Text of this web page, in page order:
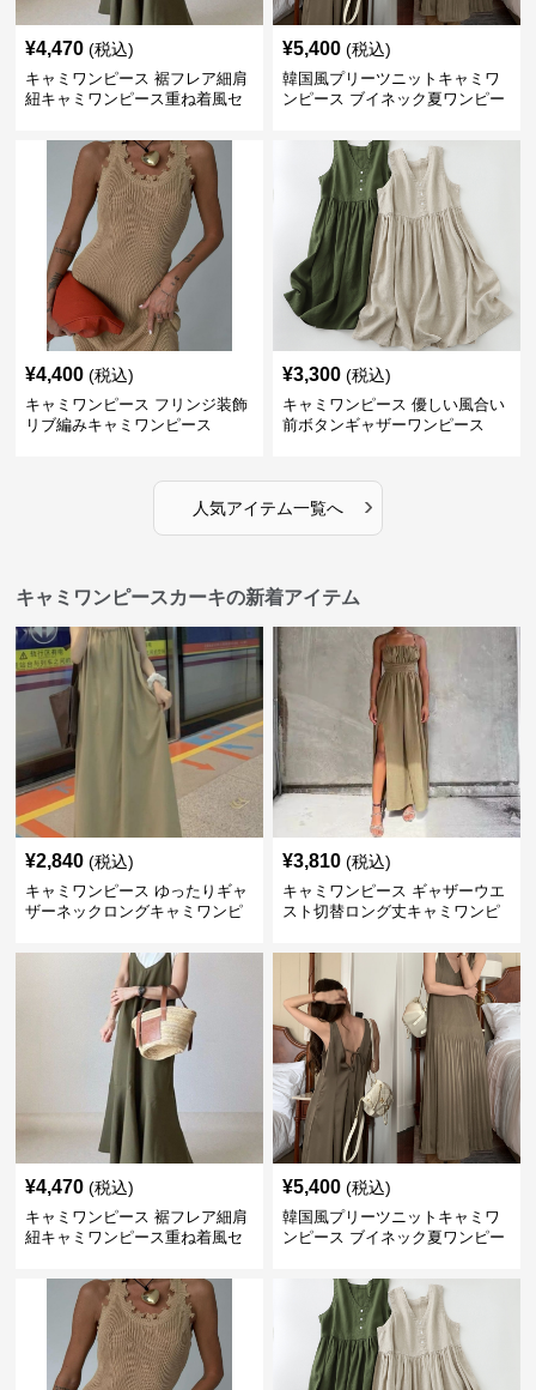
¥4,470 (税込)
キャミワンピース 裾フレア細肩
紐キャミワンピース重ね着風セ
¥5,400 (税込)
韓国風プリーツニットキャミワ
ンピース ブイネック夏ワンピー
¥4,400 (税込)
キャミワンピース フリンジ装飾
リブ編みキャミワンピース
¥3,300 (税込)
キャミワンピース 優しい風合い
前ボタンギャザーワンピース
人気アイテム一覧へ ›
キャミワンピースカーキの新着アイテム
¥2,840 (税込)
キャミワンピース ゆったりギャ
ザーネックロングキャミワンピ
¥3,810 (税込)
キャミワンピース ギャザーウエ
スト切替ロング丈キャミワンピ
¥4,470 (税込)
キャミワンピース 裾フレア細肩
紐キャミワンピース重ね着風セ
¥5,400 (税込)
韓国風プリーツニットキャミワ
ンピース ブイネック夏ワンピー